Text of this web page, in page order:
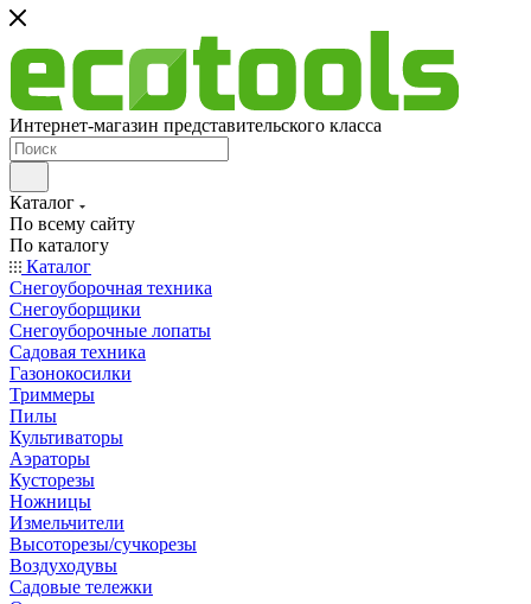
Интернет-магазин представительского класса
Каталог
По всему сайту
По каталогу
Каталог
Снегоуборочная техника
Снегоуборщики
Снегоуборочные лопаты
Садовая техника
Газонокосилки
Триммеры
Пилы
Культиваторы
Аэраторы
Кусторезы
Ножницы
Измельчители
Высоторезы/сучкорезы
Воздуходувы
Садовые тележки